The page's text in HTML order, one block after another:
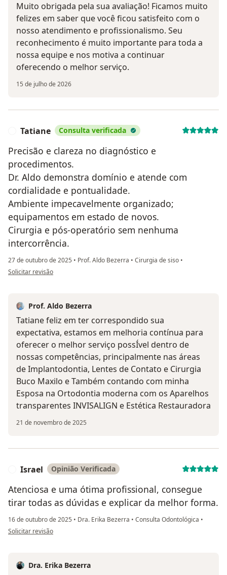
Muito obrigada pela sua avaliação! Ficamos muito
felizes em saber que você ficou satisfeito com o
nosso atendimento e profissionalismo. Seu
reconhecimento é muito importante para toda a
nossa equipe e nos motiva a continuar
oferecendo o melhor serviço.
15 de julho de 2026
Tatiane Consulta verificada
Precisão e clareza no diagnóstico e
procedimentos.
Dr. Aldo demonstra domínio e atende com
cordialidade e pontualidade.
Ambiente impecavelmente organizado;
equipamentos em estado de novos.
Cirurgia e pós-operatório sem nenhuma
intercorrência.
27 de outubro de 2025 • Prof. Aldo Bezerra • Cirurgia de siso •
na opinião do utilizador Tatiane
Solicitar revisão
Prof. Aldo Bezerra
Tatiane feliz em ter correspondido sua
expectativa, estamos em melhoria contínua para
oferecer o melhor serviço possÍvel dentro de
nossas competências, principalmente nas áreas
de Implantodontia, Lentes de Contato e Cirurgia
Buco Maxilo e Também contando com minha
Esposa na Ortodontia moderna com os Aparelhos
transparentes INVISALIGN e Estética Restauradora
21 de novembro de 2025
Israel Opinião Verificada
Atenciosa e uma ótima profissional, consegue
tirar todas as dúvidas e explicar da melhor forma.
16 de outubro de 2025 • Dra. Erika Bezerra • Consulta Odontológica •
na opinião do utilizador Israel
Solicitar revisão
Dra. Erika Bezerra